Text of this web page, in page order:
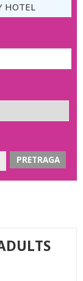
HOTEL